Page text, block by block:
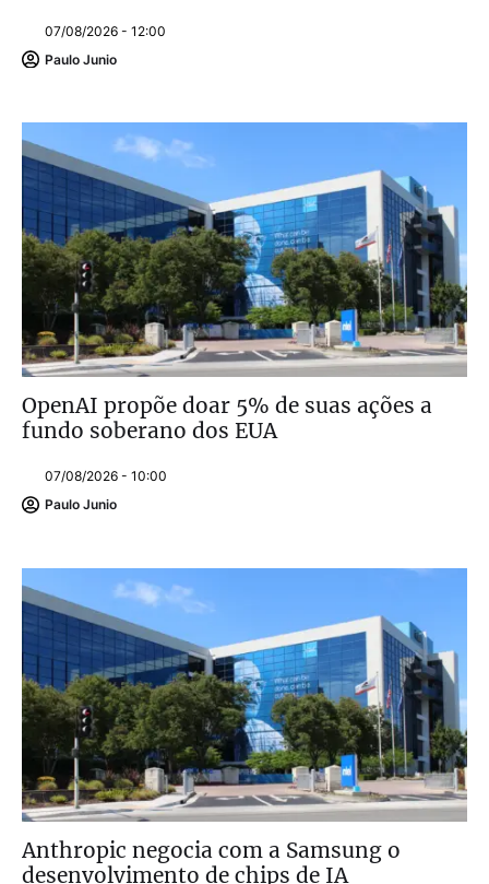
07/08/2026 - 12:00
Paulo Junio
OpenAI propõe doar 5% de suas ações a
fundo soberano dos EUA
07/08/2026 - 10:00
Paulo Junio
Anthropic negocia com a Samsung o
desenvolvimento de chips de IA